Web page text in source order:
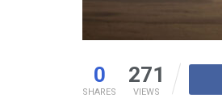
0
SHARES
271
VIEWS